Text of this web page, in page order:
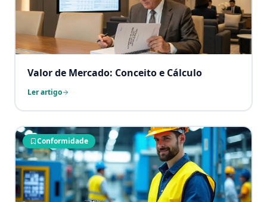
Valor de Mercado: Conceito e Cálculo
Ler artigo
Conformidade